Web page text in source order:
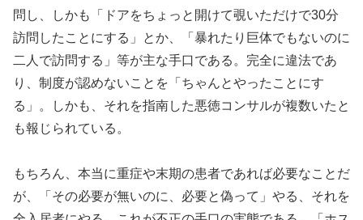
問し、しかも「ドアをちょっと開けて覗いただけで30分
訪問したことにする」とか、「暴れたり巨体でもないのに
二人で訪問する」等が主な手口である。完全に違法であ
り、制度が認めないことを「ちゃんとやったことにす
る」。しかも、それを指南した悪徳コンサルが複数いたと
も報じられている。
もちろん、本当に重症や末期の患者であれば必要なことだ
が、「その必要が無いのに、必要と偽って」やる、それを